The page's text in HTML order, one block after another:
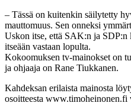
– Tässä on kuitenkin säilytetty
mauttomuus. Sen onneksi
Uskon itse, että SAK:n ja SDP:n
itseään vastaan lopulta.
Kokoomuksen tv-mainokset on
ja ohjaaja on Rane Tiukkanen.
Kahdeksan erilaista mainosta
osoitteesta www.timoheinonen.fi